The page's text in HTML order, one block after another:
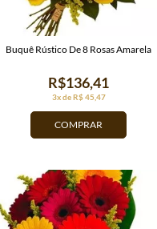
COMPRAR
3x de R$ 45,47
R$136,41
Buquê Rústico De 8 Rosas Amarela